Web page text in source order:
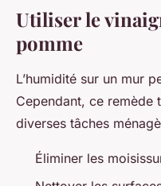
Utiliser le
pomme
L’humidité sur un mur
Cependant, ce remède
diverses tâches
Éliminer les